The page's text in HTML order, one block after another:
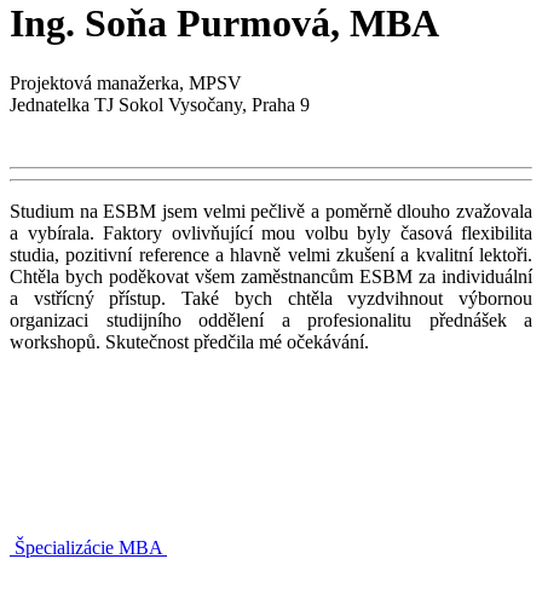
Ing. Soňa Purmová, MBA
Projektová manažerka, MPSV
Jednatelka TJ Sokol Vysočany, Praha 9
Studium na ESBM jsem velmi pečlivě a poměrně dlouho zvažovala
a vybírala. Faktory ovlivňující mou volbu byly časová flexibilita
studia, pozitivní reference a hlavně velmi zkušení a kvalitní lektoři.
Chtěla bych poděkovat všem zaměstnancům ESBM za individuální
a vstřícný přístup. Také bych chtěla vyzdvihnout výbornou
organizaci studijního oddělení a profesionalitu přednášek a
workshopů. Skutečnost předčila mé očekávání.
Špecializácie MBA